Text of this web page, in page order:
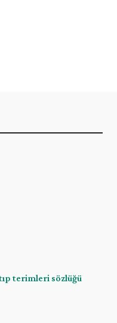
terimleri sözlüğü